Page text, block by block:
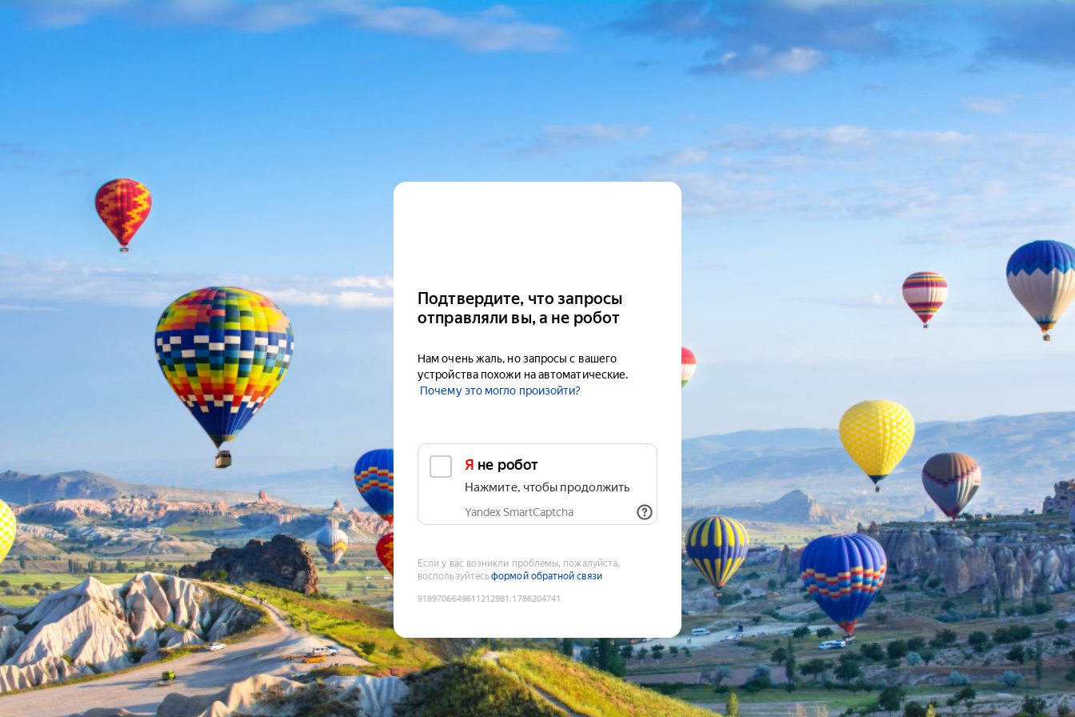
Подтвердите, что запросы
отправляли вы, а не робот
Нам очень жаль, но запросы с вашего
устройства похожи на автоматические.
Почему это могло произойти?
Я не робот
Нажмите, чтобы продолжить
Yandex SmartCaptcha
Если у вас возникли проблемы, пожалуйста,
воспользуйтесьформой обратной связи
9189706649611212981 :1786204741